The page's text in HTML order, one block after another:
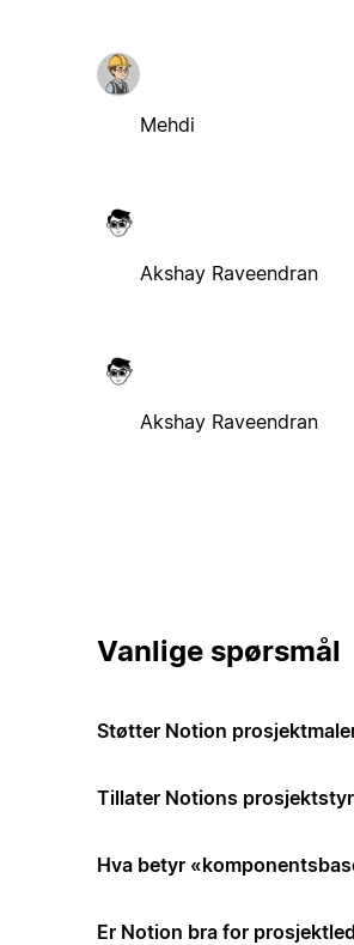
Mehdi
Akshay Raveendran
Akshay Raveendran
Vanlige spørsmål
Støtter Notion
Tillater Notions
Hva betyr
Er Notion bra for